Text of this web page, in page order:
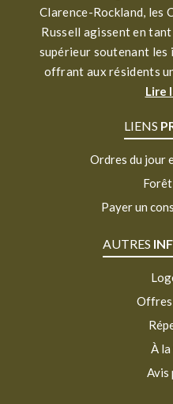
Clarence-Rockland, les
Russell agissent en
supérieur soutenant
offrant aux résidents
Lire
LIENS
Ordres du jour
Payer un
AUTRES
Offres
À
Avis